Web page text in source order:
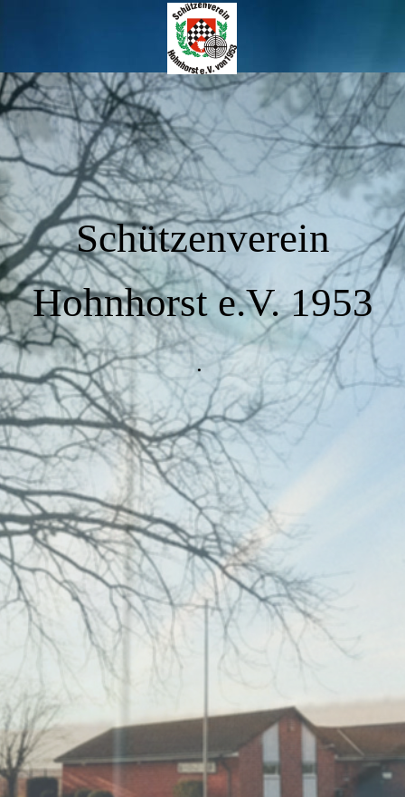
Schützenverein
Hohnhorst e.V. 1953
.